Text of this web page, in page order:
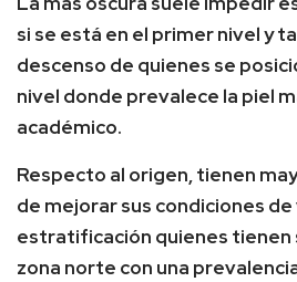
si se está en el primer nivel y
descenso de quienes se
nivel donde prevalece la piel
académico.
Respecto al origen, tienen
de mejorar sus condiciones de
estratificación quienes tienen
zona norte con una